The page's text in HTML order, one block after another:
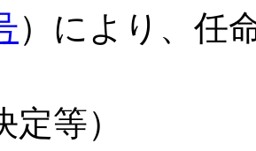
）により、任
定等）